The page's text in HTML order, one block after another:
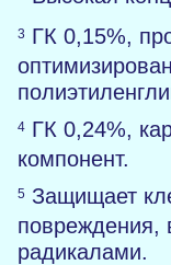
3 ГК 0,15%,
4 ГК 0,24%,
компонент.
5 Защищает
повреждения,
радикалами.